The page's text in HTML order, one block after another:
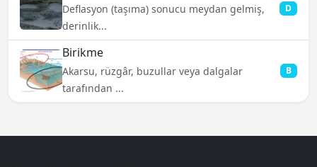
Deflasyon (taşıma) sonucu meydan gelmiş,
derinlik...
D
Birikme
Akarsu, rüzgâr, buzullar veya dalgalar
tarafından ...
B